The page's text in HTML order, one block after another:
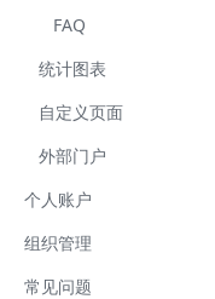
FAQ
统计图表
自定义页面
外部门户
个人账户
组织管理
常见问题